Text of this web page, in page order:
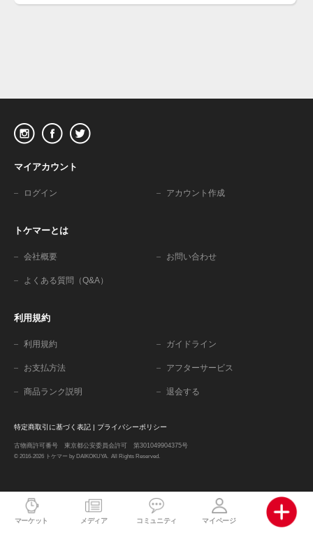
マイアカウント
ログイン アカウント作成
トケマーとは
会社概要 お問い合わせ
よくある質問（Q&A）
利用規約
利用規約 ガイドライン
お支払方法 アフターサービス
商品ランク説明 退会する
特定商取引に基づく表記 プライバシーポリシー
古物商許可番号 東京都公安委員会許可 第301049904375号
© 2016-2026 トケマー by DAIKOKUYA. All Rights Reserved.
マーケット メディア コミュニティ マイページ